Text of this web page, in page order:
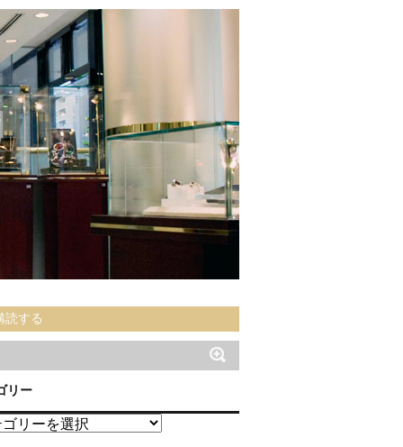
する
リー